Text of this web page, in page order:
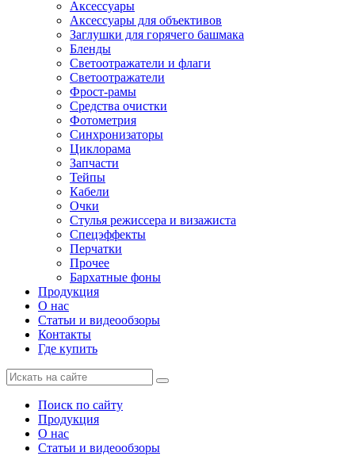
Аксессуары
Аксессуары для объективов
Заглушки для горячего башмака
Бленды
Светоотражатели и флаги
Светоотражатели
Фрост-рамы
Средства очистки
Фотометрия
Синхронизаторы
Циклорама
Запчасти
Тейпы
Кабели
Очки
Стулья режиссера и визажиста
Спецэффекты
Перчатки
Прочее
Бархатные фоны
Продукция
О нас
Статьи и видеообзоры
Контакты
Где купить
Поиск по сайту
Продукция
О нас
Статьи и видеообзоры